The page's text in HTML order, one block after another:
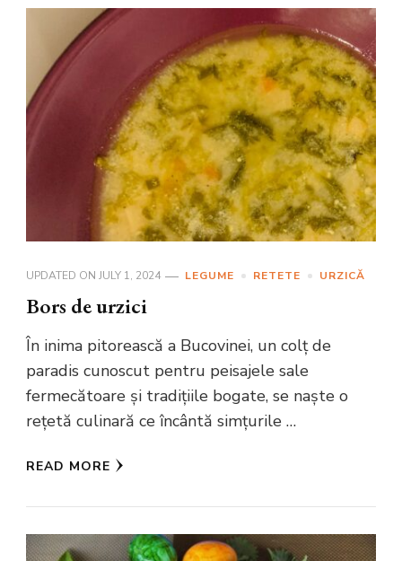
UPDATED ON JULY 1, 2024 LEGUME RETETE URZICĂ
Bors de urzici
În inima pitorească a Bucovinei, un colț de
paradis cunoscut pentru peisajele sale
fermecătoare și tradițiile bogate, se naște o
rețetă culinară ce încântă simțurile …
READ MORE